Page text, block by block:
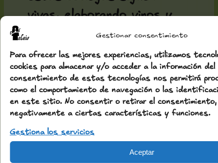
Gestionar consentimiento
Para ofrecer las mejores experiencias, utilizamos
cookies para almacenar y/o acceder a la información
consentimiento de estas tecnologías nos permitirá
como el comportamiento de navegación o las
en este sitio. No consentir o retirar el
negativamente a ciertas características y funciones.
Gestiona los servicios
Aceptar
vivas, elaborando vinos y
abriendo sus puertas a
visitantes que desean
descubrir un patrimonio
único donde historia,
arquitectura y tradición
vinícola se encuentran en
perfecta armonía.